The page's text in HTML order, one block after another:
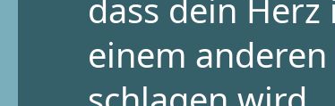
dass dein
einem